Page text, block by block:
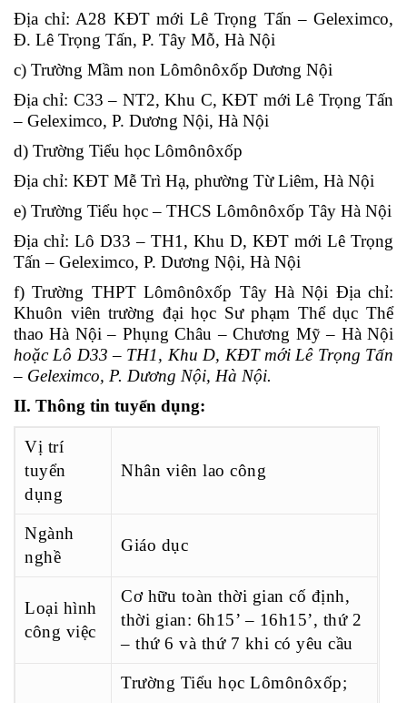
Địa chỉ: A28 KĐT mới Lê Trọng Tấn – Geleximco,
Đ. Lê Trọng Tấn, P. Tây Mỗ, Hà Nội
c) Trường Mầm non Lômônôxốp Dương Nội
Địa chỉ: C33 – NT2, Khu C, KĐT mới Lê Trọng Tấn
– Geleximco, P. Dương Nội, Hà Nội
d) Trường Tiểu học Lômônôxốp
Địa chỉ: KĐT Mễ Trì Hạ, phường Từ Liêm, Hà Nội
e) Trường Tiểu học – THCS Lômônôxốp Tây Hà Nội
Địa chỉ: Lô D33 – TH1, Khu D, KĐT mới Lê Trọng
Tấn – Geleximco, P. Dương Nội, Hà Nội
f) Trường THPT Lômônôxốp Tây Hà Nội Địa chỉ:
Khuôn viên trường đại học Sư phạm Thể dục Thể
thao Hà Nội – Phụng Châu – Chương Mỹ – Hà Nội
hoặc Lô D33 – TH1, Khu D, KĐT mới Lê Trọng Tấn
– Geleximco, P. Dương Nội, Hà Nội.
II. Thông tin tuyển dụng:
Vị trí
tuyển
dụng
Nhân viên lao công
Ngành
nghề
Giáo dục
Loại hình
công việc
Cơ hữu toàn thời gian cố định,
thời gian: 6h15’ – 16h15’, thứ 2
– thứ 6 và thứ 7 khi có yêu cầu
Trường Tiểu học Lômônôxốp;